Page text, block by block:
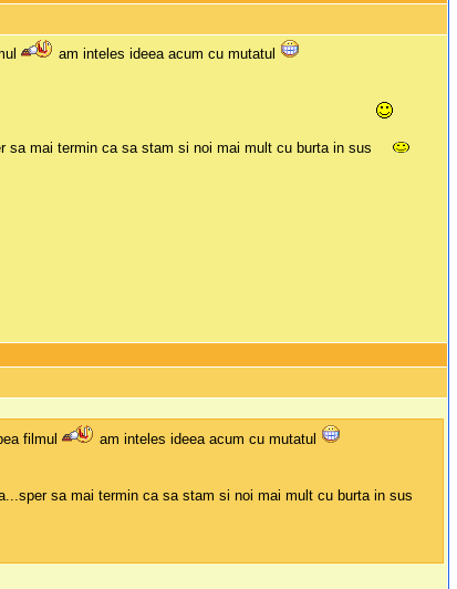
am inteles ideea acum cu mutatul
sa mai termin ca sa stam si noi mai mult cu burta in sus
filmul
am inteles ideea acum cu mutatul
sa mai termin ca sa stam si noi mai mult cu burta in sus